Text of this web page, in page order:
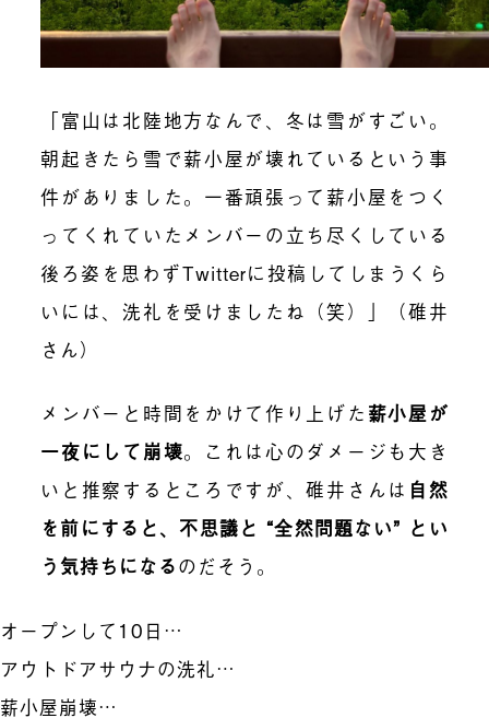
「富山は北陸地方なんで、冬は雪がすごい。
朝起きたら雪で薪小屋が壊れているという事
件がありました。一番頑張って薪小屋をつく
ってくれていたメンバーの立ち尽くしている
後ろ姿を思わずTwitterに投稿してしまうくら
いには、洗礼を受けましたね（笑）」（碓井
さん）
メンバーと時間をかけて作り上げた 薪小屋が
一夜にして崩壊。
これは心のダメージも大き
いと推察するところですが、碓井さんは 自然
を前にすると、不思議と “全然問題ない” とい
う気持ちになるのだそう。
オープンして10日…
アウトドアサウナの洗礼…
薪小屋崩壊…